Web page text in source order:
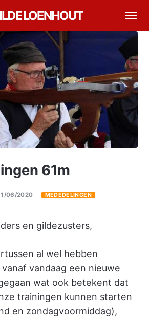
LOENHOUT
61m
06/2020 MEDEDELINGEN
en gildezusters,
al wel hebben
vandaag een nieuwe
wat ook betekent dat
trainingen kunnen starten
en zondagvoormiddag),